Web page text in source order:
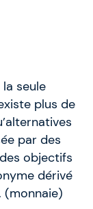
seule
plus de
par des
objectifs
dérivé
(monnaie)